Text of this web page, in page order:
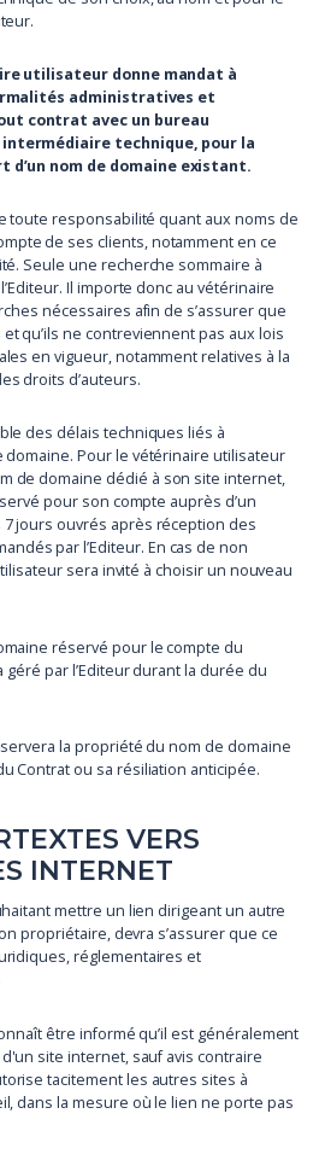
utilisateur donne mandat à
administratives et
contrat avec un bureau
technique, pour la
nom de domaine existant.
toute responsabilité quant aux noms de
de ses clients, notamment en ce
Seule une recherche sommaire à
Il importe donc au vétérinaire
nécessaires afin de s’assurer que
qu’ils ne contreviennent pas aux lois
en vigueur, notamment relatives à la
droits d’auteurs.
des délais techniques liés à
domaine. Pour le vétérinaire utilisateur
de domaine dédié à son site internet,
pour son compte auprès d’un
jours ouvrés après réception des
par l’Editeur. En cas de non
sera invité à choisir un nouveau
réservé pour le compte du
par l’Editeur durant la durée du
la propriété du nom de domaine
Contrat ou sa résiliation anticipée.
VERS
INTERNET
mettre un lien dirigeant un autre
propriétaire, devra s’assurer que ce
réglementaires et
être informé qu’il est généralement
site internet, sauf avis contraire
tacitement les autres sites à
dans la mesure où le lien ne porte pas